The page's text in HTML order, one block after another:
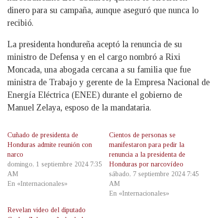
dinero para su campaña, aunque aseguró que nunca lo
recibió.
La presidenta hondureña aceptó la renuncia de su
ministro de Defensa y en el cargo nombró a Rixi
Moncada, una abogada cercana a su familia que fue
ministra de Trabajo y gerente de la Empresa Nacional de
Energía Eléctrica (ENEE) durante el gobierno de
Manuel Zelaya, esposo de la mandataria.
Cuñado de presidenta de
Honduras admite reunión con
narco
domingo, 1 septiembre 2024 7:35
AM
En «Internacionales»
Cientos de personas se
manifestaron para pedir la
renuncia a la presidenta de
Honduras por narcovídeo
sábado, 7 septiembre 2024 7:45
AM
En «Internacionales»
Revelan video del diputado